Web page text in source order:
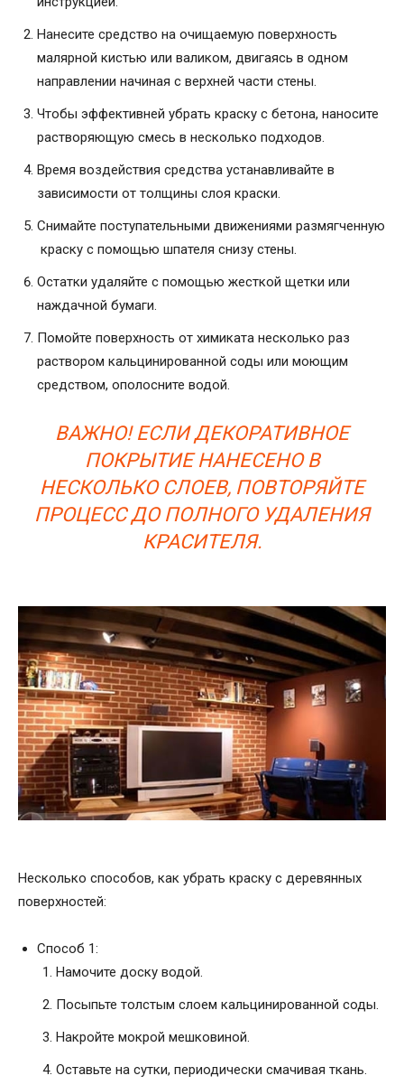
Нанесите средство на очищаемую поверхность
малярной кистью или валиком, двигаясь в одном
направлении начиная с верхней части стены.
Чтобы эффективней убрать краску с бетона, наносите
растворяющую смесь в несколько подходов.
Время воздействия средства устанавливайте в
зависимости от толщины слоя краски.
Снимайте поступательными движениями размягченную
краску с помощью шпателя снизу стены.
Остатки удаляйте с помощью жесткой щетки или
наждачной бумаги.
Помойте поверхность от химиката несколько раз
раствором кальцинированной соды или моющим
средством, ополосните водой.
ВАЖНО! ЕСЛИ ДЕКОРАТИВНОЕ
ПОКРЫТИЕ НАНЕСЕНО В
НЕСКОЛЬКО СЛОЕВ, ПОВТОРЯЙТЕ
ПРОЦЕСС ДО ПОЛНОГО УДАЛЕНИЯ
КРАСИТЕЛЯ.
Несколько способов, как убрать краску с деревянных
поверхностей:
Способ 1:
Намочите доску водой.
Посыпьте толстым слоем кальцинированной соды.
Накройте мокрой мешковиной.
Оставьте на сутки, периодически смачивая ткань.